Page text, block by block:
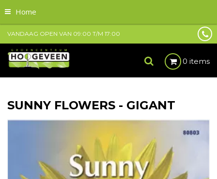
Home
VANDAAG OPEN VAN 09:00 T/M 17:00
0 items
SUNNY FLOWERS - GIGANT